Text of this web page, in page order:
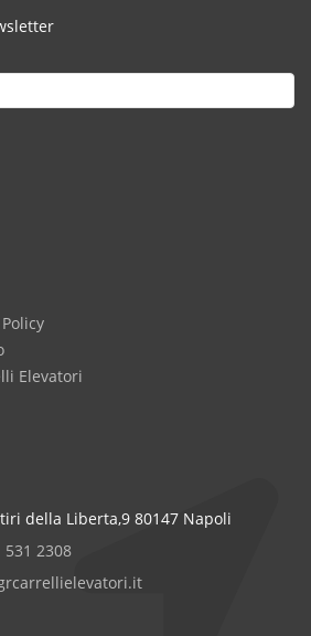
Elevatori
della Liberta,9 80147 Napoli
531 2308